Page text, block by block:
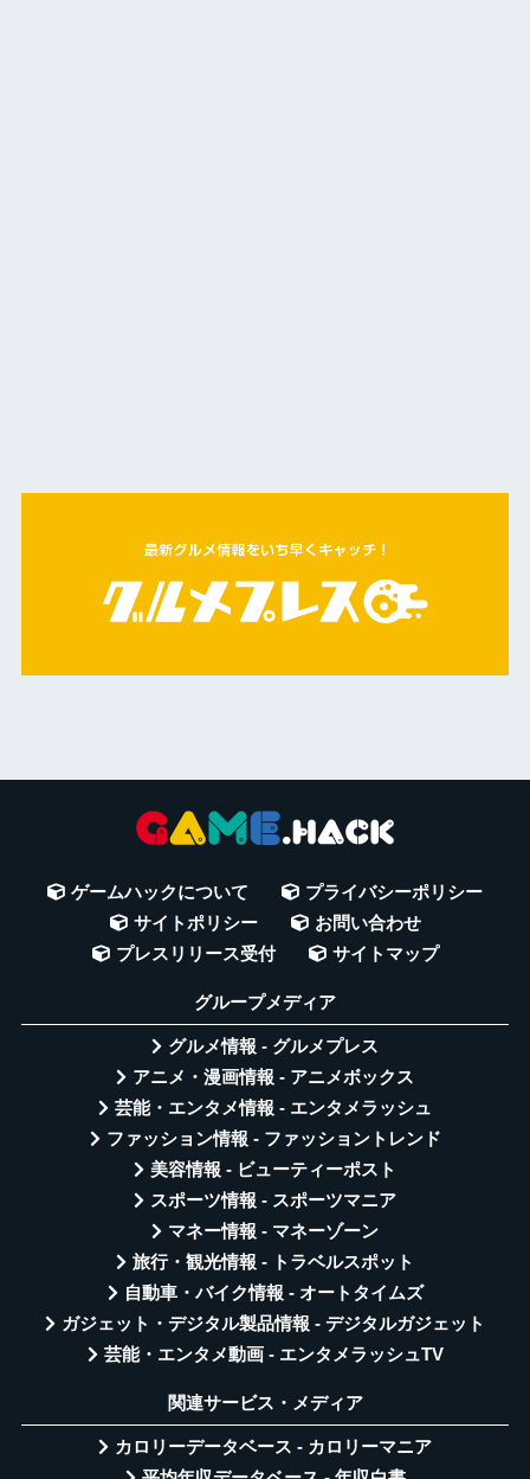
ゲームハックについて
プライバシーポリシー
サイトポリシー
お問い合わせ
プレスリリース受付
サイトマップ
グループメディア
グルメ情報 - グルメプレス
アニメ・漫画情報 - アニメボックス
芸能・エンタメ情報 - エンタメラッシュ
ファッション情報 - ファッショントレンド
美容情報 - ビューティーポスト
スポーツ情報 - スポーツマニア
マネー情報 - マネーゾーン
旅行・観光情報 - トラベルスポット
自動車・バイク情報 - オートタイムズ
ガジェット・デジタル製品情報 - デジタルガジェット
芸能・エンタメ動画 - エンタメラッシュTV
関連サービス・メディア
カロリーデータベース - カロリーマニア